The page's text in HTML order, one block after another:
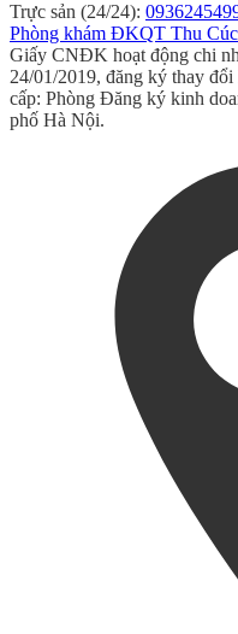
Trực sản (24/24):
Phòng khám ĐKQT Thu
Giấy CNĐK hoạt động chi
24/01/2019, đăng ký thay
cấp: Phòng Đăng ký kinh
phố Hà Nội.